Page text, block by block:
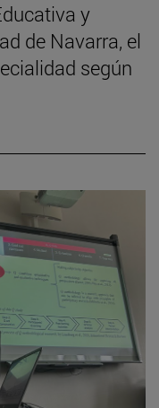
y
de Navarra, el
según